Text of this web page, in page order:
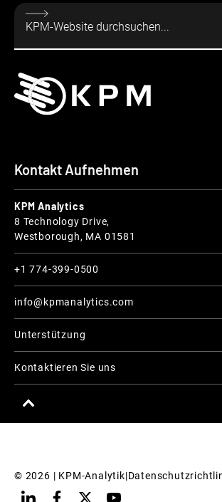
Kontakt Aufnehmen
KPM Analytics
8 Technology Drive,
Westborough, MA 01581
+1 774-399-0500
info@kpmanalytics.com
Unterstützung
Kontaktieren Sie uns
© 2026 | KPM-Analytik|